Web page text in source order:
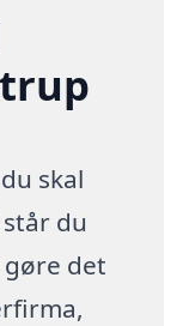
skal
du
det